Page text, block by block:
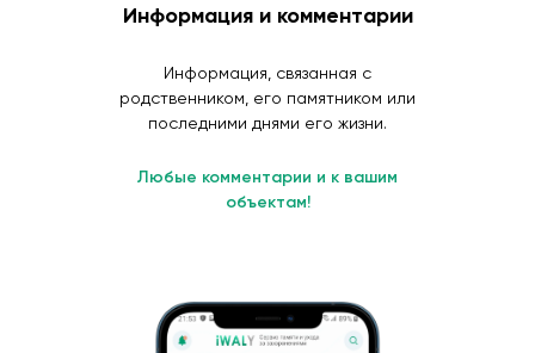
Информация и комментарии
Информация, связанная с
родственником, его памятником или
последними днями его жизни.
Любые комментарии и к вашим
объектам!